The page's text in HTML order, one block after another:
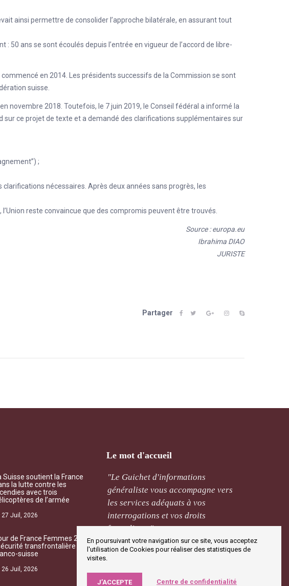
ainsi permettre de consolider l’approche bilatérale, en assurant tout
50 ans se sont écoulés depuis l’entrée en vigueur de l’accord de libre-
en 2014. Les présidents successifs de la Commission se sont
suisse.
novembre 2018. Toutefois, le 7 juin 2019, le Conseil fédéral a informé la
sur ce projet de texte et a demandé des clarifications supplémentaires sur
;
clarifications nécessaires. Après deux années sans progrès, les
reste convaincue que des compromis peuvent être trouvés.
Source : europa.eu
Ibrahima DIAO
JURISTE
Partager
Suisse soutient la France
la lutte contre les
avec trois
de l’armée
27 Juil, 2026
de France Femmes 2026
transfrontalière
suisse
26 Juil, 2026
Le mot d'accueil
de questionnement
de besoin concernant
chaque demande sera
meilleurs délais. "
Gaillard
"Le Guichet d'informations
généraliste vous accompagne vers
les services adéquats à vos
interrogations et vos droits
frontaliers. "
M Rivière
En poursuivant votre navigation sur ce site, vous acceptez
l'utilisation de Cookies pour réaliser des statistiques de
visites.
J’ACCEPTE Centre de confidentialité